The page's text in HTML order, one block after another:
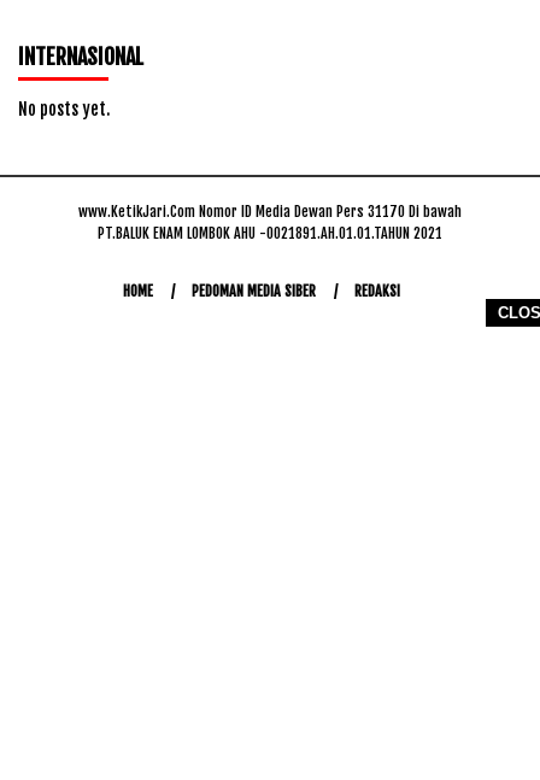
INTERNASIONAL
No posts yet.
www.KetikJari.Com Nomor ID Media Dewan Pers 31170 Di bawah
PT.BALUK ENAM LOMBOK AHU -0021891.AH.01.01.TAHUN 2021
HOME PEDOMAN MEDIA SIBER REDAKSI